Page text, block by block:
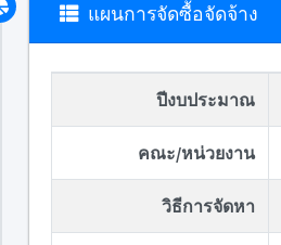
แผนการจัดซื้อจัดจ้าง
ปีงบประมาณ
คณะ/หน่วยงาน
วิธีการจัดหา